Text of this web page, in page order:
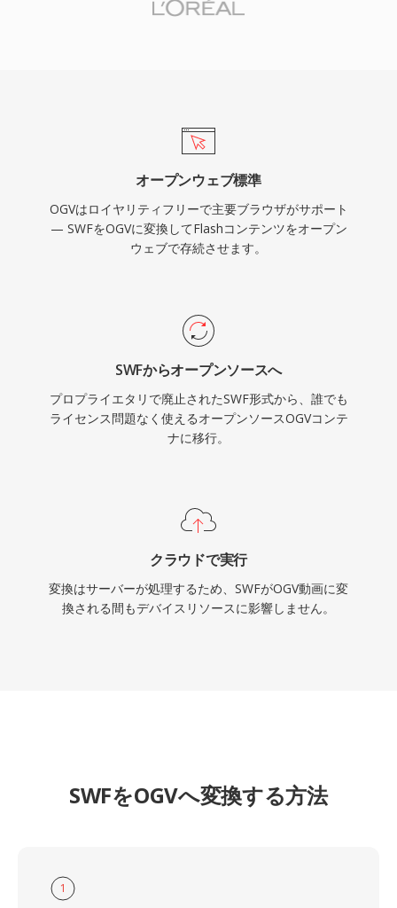
ンテンツへの継続的なアクセスが保たれていま
歴史的に重要であり、HTML5ビデオ要素向けに
せずにWebビデオが機能できることを実証しま
スレスオーディオ、Kate字幕ストリーム、
Skeletonメタデータもサポートしています。
WebMやAV1がオープンソースビデオの分野で
OGVに大きく取って代わりましたが、Linuxディ
テキストではフォーマットは引き続き利用可能で
オープンウェブ標準
OGVはロイヤリティフリーで主要ブラウザがサポート
— SWFをOGVに変換してFlashコンテンツをオープン
ウェブで存続させます。
SWFからオープンソースへ
プロプライエタリで廃止されたSWF形式から、誰でも
ライセンス問題なく使えるオープンソースOGVコンテ
ナに移行。
クラウドで実行
変換はサーバーが処理するため、SWFがOGV動画に変
換される間もデバイスリソースに影響しません。
SWFをOGVへ変換する方法
1